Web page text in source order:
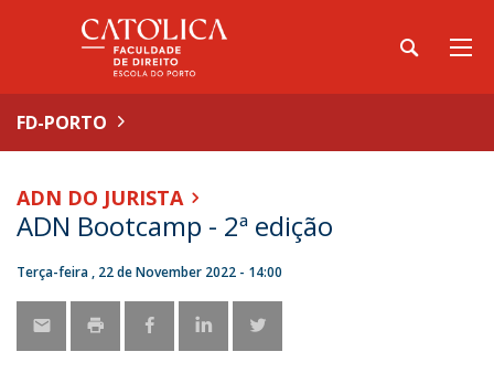
FD-PORTO
ADN DO JURISTA
ADN Bootcamp - 2ª edição
Terça-feira , 22 de November 2022 - 14:00